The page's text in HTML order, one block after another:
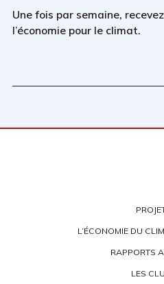
Une fois par semaine,
l’économie pour le climat.
L’ÉCONOMIE DU
RAPPORTS
LES